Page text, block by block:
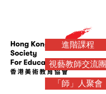
進階課程
視藝教師交流團
「師」人聚會